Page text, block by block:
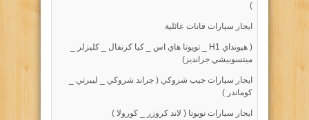
)
ايجار سيارات فانات عائلية
( هيونداي H1 _ تويوتا هاي اس _ كيا كرنفال _ كليزلر _
ميتسوبيشي جرانديز)
ايجار سيارات جيب شروكي ( جراند شروكي _ ليبرتي _
كوماندر )
ايجار سيارات تويوتا ( لاند كروزر _ كورولا )